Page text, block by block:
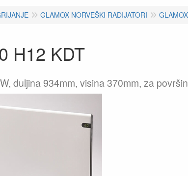
GLAMOX NORVEŠKI RADIJATORI
H12 KDT
duljina 934mm, visina 370mm, za